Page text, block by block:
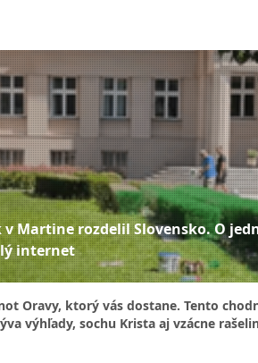
Martine rozdelil Slovensko. O
internet
Oravy, ktorý vás dostane. Tento
výhľady, sochu Krista aj vzácne